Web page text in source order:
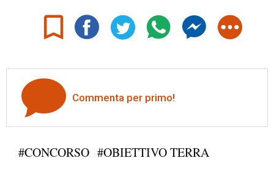
Commenta per primo!
#CONCORSO #OBIETTIVO TERRA